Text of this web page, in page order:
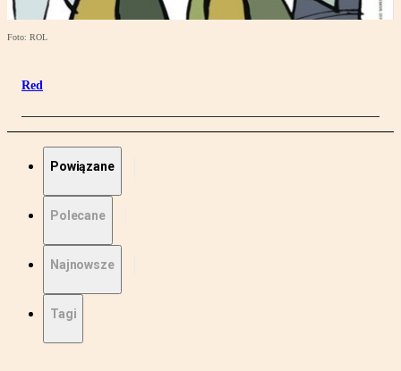
Foto: ROL
Red
Powiązane
Polecane
Najnowsze
Tagi